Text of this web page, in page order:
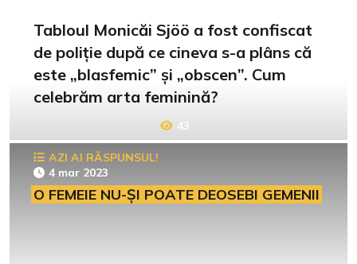
Tabloul Monicăi Sjöö a fost confiscat
de poliție după ce cineva s-a plâns că
este „blasfemic” și „obscen”. Cum
celebrăm arta feminină?
43
AZI AI RĂSPUNSUL!
4 mar 2023
O FEMEIE NU-ȘI POATE DEOSEBI GEMENII